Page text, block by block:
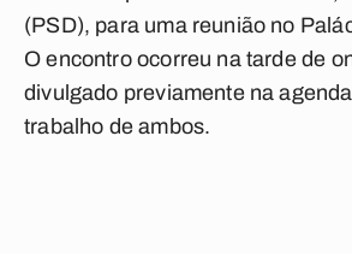
(PSD), para uma reunião no
O encontro ocorreu na tarde de
divulgado previamente na
trabalho de ambos.